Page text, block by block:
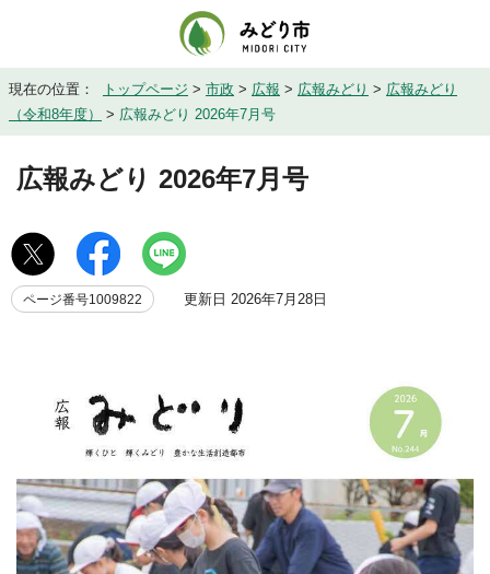
現在の位置： トップページ > 市政 > 広報 > 広報みどり > 広報みどり
（令和8年度）
> 広報みどり 2026年7月号
広報みどり 2026年7月号
ページ番号1009822 更新日 2026年7月28日